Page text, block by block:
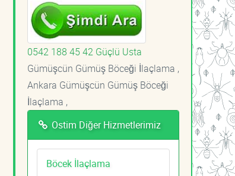
0542 188 45 42 Güçlü Usta
Gümüşcün Gümüş Böceği İlaçlama ,
Ankara Gümüşcün Gümüş Böceği
İlaçlama ,
Ostim Diğer Hizmetlerimiz
Böcek İlaçlama